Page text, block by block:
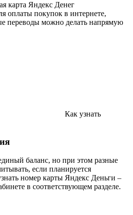
карта Яндекс Денег
оплаты покупок в интернете,
переводы можно делать напрямую
Как узнать
баланс, но при этом разные
если планируется
номер карты Яндекс Деньги –
в соответствующем разделе.